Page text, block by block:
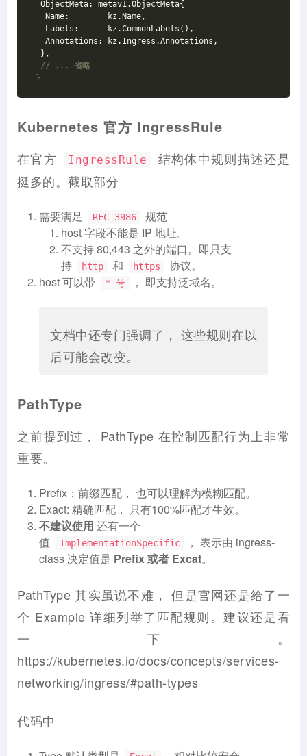
ObjectMeta: metav1.ObjectMeta{
Name:        kz.Name,
Labels:      kz.CommonLabels(),
Annotations: kz.Ingress.Annotations,
},
// ... 省略
}
Kubernetes 官方 IngressRule
在官方 IngressRule
结构体中规则描述还是
挺多的。截取部分
需要满足 RFC 3986
规范
host 字段不能是 IP 地址。
不支持 80,443 之外的端口。即只支
持
http 和 https
协议。
host 可以带
* 号 ， 即支持泛域名。
文档中还专门强调了， 这些规则在以
后可能会改变。
PathType
之前提到过， PathType 在控制匹配行为上非常
重要。
Prefix：前缀匹配， 也可以理解为模糊匹配。
Exact: 精确匹配， 只有100%匹配才生效。
不建议使用 还有一个
值
ImplementationSpecific
， 表示由 ingress-
class 决定值是 Prefix 或者 Excat。
PathType 其实虽说不难， 但是官网还是给了一
个 Example 详细列举了匹配规则。建议还是看
一下。
https://kubernetes.io/docs/concepts/services-
networking/ingress/#path-types
代码中